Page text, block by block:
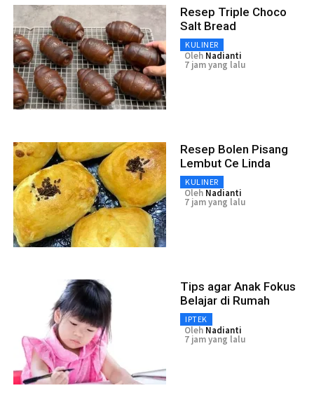
Resep Triple Choco
Salt Bread
KULINER
Oleh Nadianti
7 jam yang lalu
Resep Bolen Pisang
Lembut Ce Linda
KULINER
Oleh Nadianti
7 jam yang lalu
Tips agar Anak Fokus
Belajar di Rumah
IPTEK
Oleh Nadianti
7 jam yang lalu